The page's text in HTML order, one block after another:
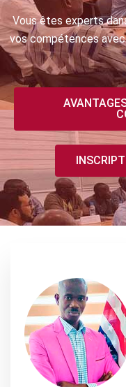
Vous êtes experts
vos compétences